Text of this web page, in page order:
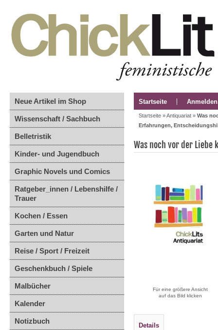
Neue Artikel im Shop
Wissenschaft / Sachbuch
Belletristik
Kinder- und Jugendbuch
Graphic Novels und Comics
Ratgeber_innen / Lebenshilfe /
Trauer
Kochen / Essen
Garten und Natur
Reise / Sport / Freizeit
Geschenkbuch / Spiele
Malbücher
Kalender
Notizbuch
Startseite Anmelden
Startseite »Antiquariat » Was
Erfahrungen,
Was noch vor der
Für eine größere Ansicht
auf das Bild klicken
Details